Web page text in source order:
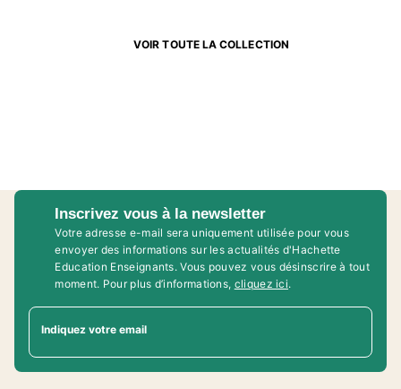
VOIR TOUTE LA COLLECTION
Inscrivez vous à la newsletter
Votre adresse e-mail sera uniquement utilisée pour vous
envoyer des informations sur les actualités d'Hachette
Education Enseignants. Vous pouvez vous désinscrire à tout
moment. Pour plus d’informations, cliquez ici.
Indiquez votre email